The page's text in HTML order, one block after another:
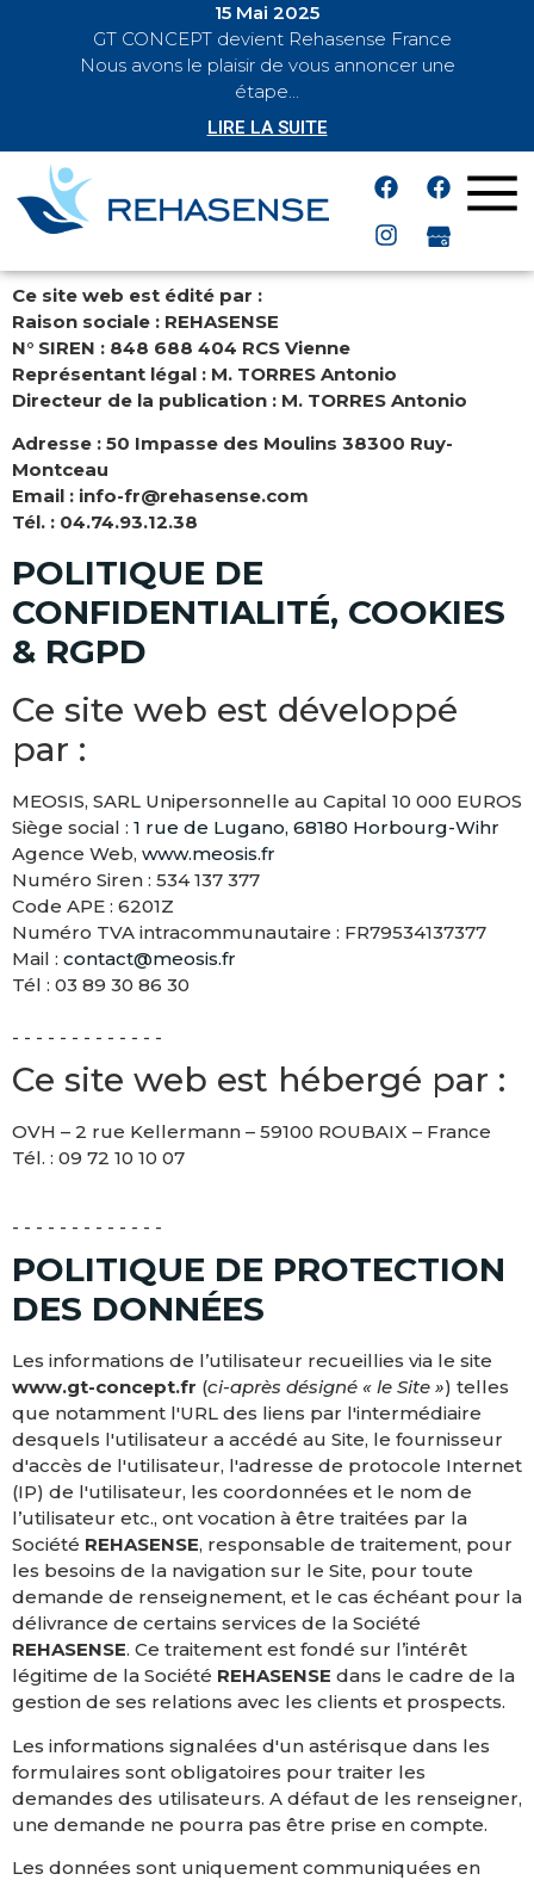
BREAKING
15 Mai 2025
GT CONCEPT devient Rehasense France
Nous avons le plaisir de vous annoncer une
étape...
LIRE LA SUITE
Ce site web est édité par :
Raison sociale : REHASENSE
N° SIREN : 848 688 404 RCS Vienne
Représentant légal : M. TORRES Antonio
Directeur de la publication : M. TORRES Antonio
Adresse : 50 Impasse des Moulins 38300 Ruy-
Montceau
Email : info-fr@rehasense.com
Tél. : 04.74.93.12.38
POLITIQUE DE
CONFIDENTIALITÉ, COOKIES
& RGPD
Ce site web est développé
par :
MEOSIS, SARL Unipersonnelle au Capital 10 000 EUROS
Siège social : 1 rue de Lugano, 68180 Horbourg-Wihr
Agence Web, www.meosis.fr
Numéro Siren : 534 137 377
Code APE : 6201Z
Numéro TVA intracommunautaire : FR79534137377
Mail : contact@meosis.fr
Tél : 03 89 30 86 30
- - - - - - - - - - - - -
Ce site web est hébergé par :
OVH – 2 rue Kellermann – 59100 ROUBAIX – France
Tél. : 09 72 10 10 07
- - - - - - - - - - - - -
POLITIQUE DE PROTECTION
DES DONNÉES
Les informations de l’utilisateur recueillies via le site
www.gt-concept.fr (ci-après désigné « le Site ») telles
que notamment l'URL des liens par l'intermédiaire
desquels l'utilisateur a accédé au Site, le fournisseur
d'accès de l'utilisateur, l'adresse de protocole Internet
(IP) de l'utilisateur, les coordonnées et le nom de
l’utilisateur etc., ont vocation à être traitées par la
Société REHASENSE, responsable de traitement, pour
les besoins de la navigation sur le Site, pour toute
demande de renseignement, et le cas échéant pour la
délivrance de certains services de la Société
REHASENSE. Ce traitement est fondé sur l’intérêt
légitime de la Société REHASENSE dans le cadre de la
gestion de ses relations avec les clients et prospects.
Les informations signalées d'un astérisque dans les
formulaires sont obligatoires pour traiter les
demandes des utilisateurs. A défaut de les renseigner,
une demande ne pourra pas être prise en compte.
Les données sont uniquement communiquées en